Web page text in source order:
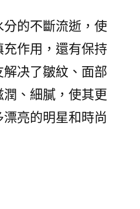
的不斷流逝，使
作用，還有保持
决了皺紋、面部
、細膩，使其更
亮的明星和時尚